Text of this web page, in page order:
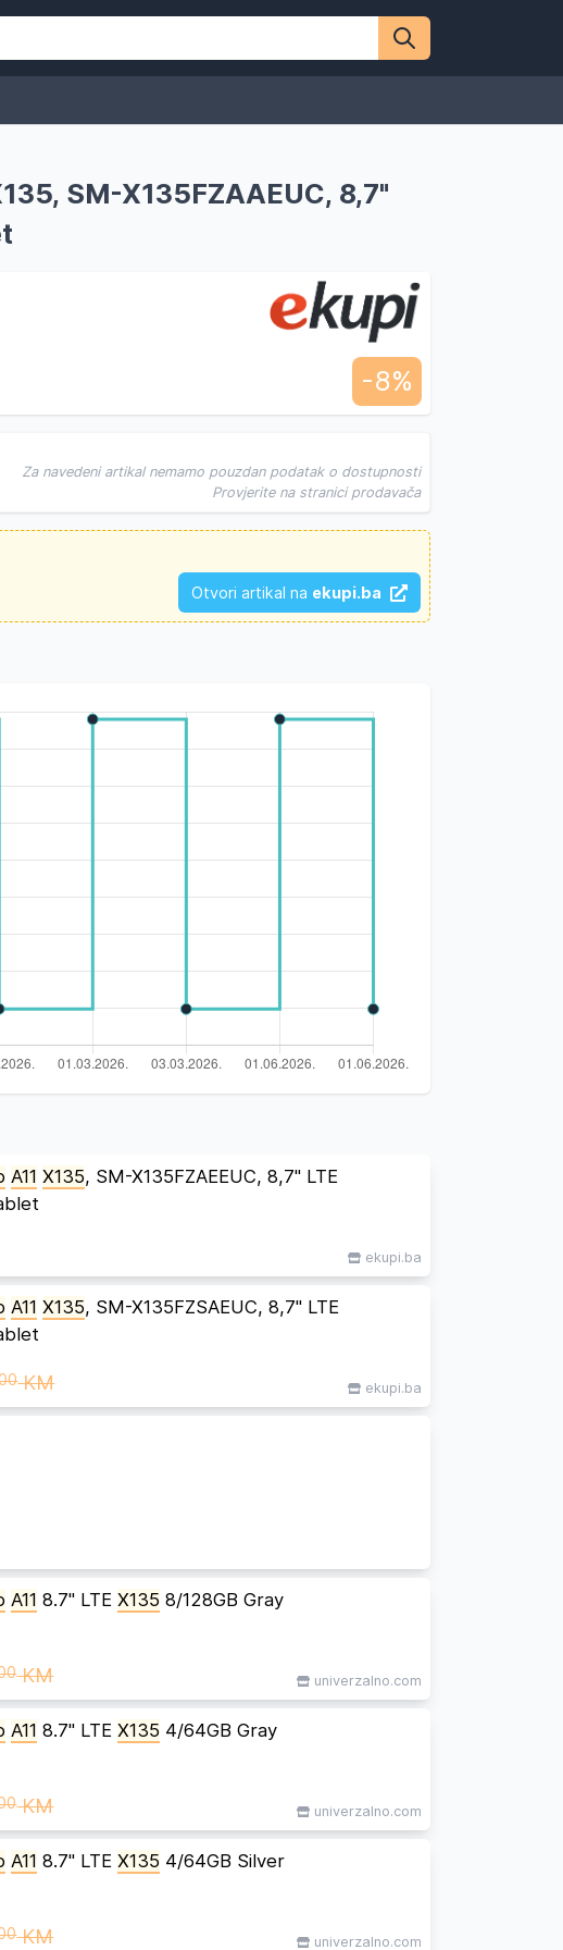
SM-X135FZAAEUC, 8,7"
-8%
Za navedeni artikal nemamo pouzdan podatak o dostupnosti
Provjerite na stranici prodavača
Otvori artikal na ekupi.ba
A11 X135, SM-X135FZAEEUC, 8,7" LTE
ekupi.ba
A11 X135, SM-X135FZSAEUC, 8,7" LTE
KM ekupi.ba
A11 8.7'' LTEX135 8/128GB Gray
KM univerzalno.com
A11 8.7'' LTEX135 4/64GB Gray
KM univerzalno.com
A11 8.7'' LTEX135 4/64GB Silver
KM univerzalno.com